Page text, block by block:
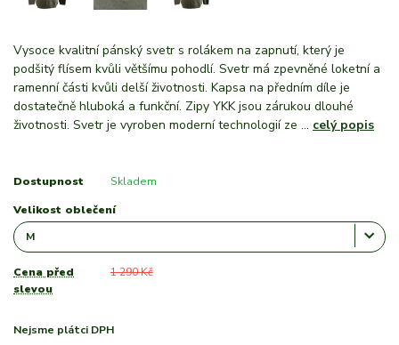
Vysoce kvalitní pánský svetr s rolákem na zapnutí, který je
podšitý flísem kvůli většímu pohodlí. Svetr má zpevněné loketní a
ramenní části kvůli delší životnosti. Kapsa na předním díle je
dostatečně hluboká a funkční. Zipy YKK jsou zárukou dlouhé
životnosti. Svetr je vyroben moderní technologií ze ... celý popis
Dostupnost Skladem
Velikost oblečení
Cena před
slevou
1 290 Kč
Nejsme plátci DPH